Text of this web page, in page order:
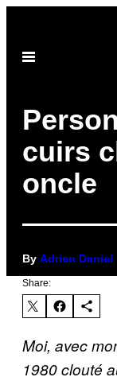
content
Open
cuirs
oncle
By Adrien Daniel
Share:
Moi, avec
1980 clouté